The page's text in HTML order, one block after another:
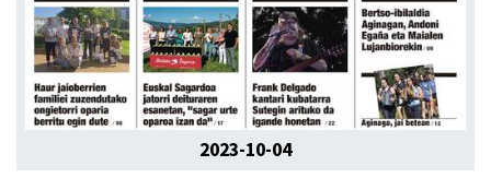
2023-10-04